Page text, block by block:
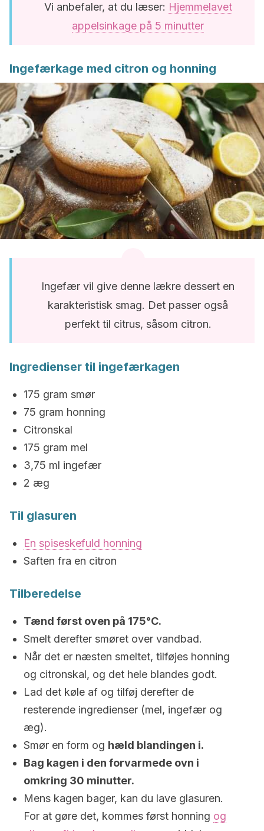
Vi anbefaler, at du læser: Hjemmelavet
appelsinkage på 5 minutter
Ingefærkage med citron og honning
Ingefær vil give denne lækre dessert en
karakteristisk smag. Det passer også
perfekt til citrus, såsom citron.
Ingredienser til ingefærkagen
175 gram smør
75 gram honning
Citronskal
175 gram mel
3,75 ml ingefær
2 æg
Til glasuren
En spiseskefuld honning
Saften fra en citron
Tilberedelse
Tænd først oven på 175°C.
Smelt derefter smøret over vandbad.
Når det er næsten smeltet, tilføjes honning
og citronskal, og det hele blandes godt.
Lad det køle af og tilføj derefter de
resterende ingredienser (mel, ingefær og
æg).
Smør en form og hæld blandingen i.
Bag kagen i den forvarmede ovn i
omkring 30 minutter.
Mens kagen bager, kan du lave glasuren.
For at gøre det, kommes først honning og